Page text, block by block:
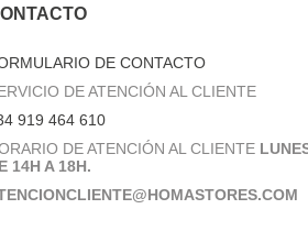
DE CONTACTO
DE ATENCIÓN AL CLIENTE
919 464 610
DE ATENCIÓN AL CLIENTE
14H A 18H.